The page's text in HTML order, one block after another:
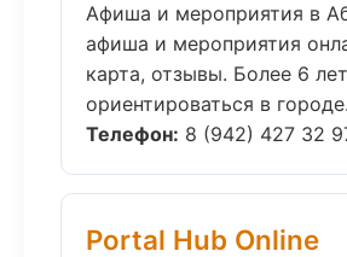
Афиша и мероприятия в
афиша и мероприятия
карта, отзывы. Более 6
ориентироваться в
Телефон: 8 (942) 427 32
Portal Hub Online